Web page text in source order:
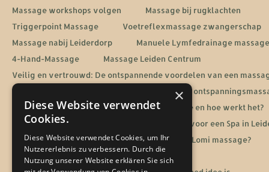
Massage workshops volgen
Massage bij rugklachten
Triggerpoint Massage
Voetreflexmassage zwangerschap
Massage nabij Leiderdorp
Manuele Lymfedrainage massage
4-Hand-Massage
Massage Leiden Centrum
Veilig en vertrouwd: De ontspannende voordelen van een
De voordelen van aromatherapie tijdens jouw
Energetische heling: Wat is een Reiki massage en hoe werkt het?
De ultieme ontspanningservaring: Jouw gids voor een Spa in
Sportmassage in Leiden
Wat is een Lomi Lomi massage?
De rol van massage bij een burn-out herstel
×
Diese Website verwendet
Cookies.
Diese Website verwendet Cookies, um Ihr
Nutzererlebnis zu verbessern. Durch die
Nutzung unserer Website erklären Sie sich